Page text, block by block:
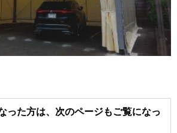
った方は、次のページもご覧になっ